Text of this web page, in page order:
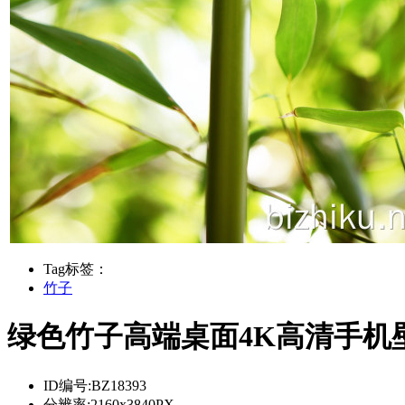
Tag标签：
竹子
绿色竹子高端桌面4K高清手机
ID编号:BZ18393